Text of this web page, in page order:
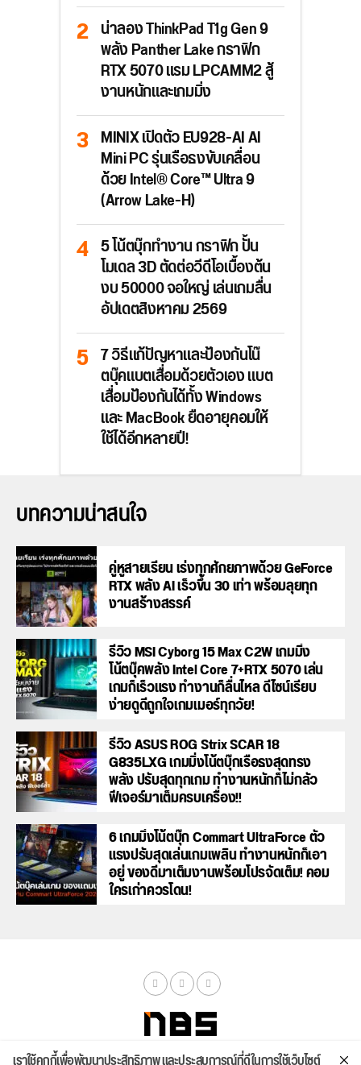
น่าลอง ThinkPad T1g Gen 9
พลัง Panther Lake กราฟิก
RTX 5070 แรม LPCAMM2 สู้
งานหนักและเกมมิ่ง
MINIX เปิดตัว EU928-AI AI
Mini PC รุ่นเรือธงขับเคลื่อน
ด้วย Intel® Core™ Ultra 9
(Arrow Lake-H)
5 โน้ตบุ๊กทำงาน กราฟิก ปั้น
โมเดล 3D ตัดต่อวีดีโอเบื้องต้น
งบ 50000 จอใหญ่ เล่นเกมลื่น
อัปเดตสิงหาคม 2569
7 วิธีแก้ปัญหาและป้องกันโน๊
ตบุ๊คแบตเสื่อมด้วยตัวเอง แบต
เสื่อมป้องกันได้ทั้ง Windows
และ MacBook ยืดอายุคอมให้
ใช้ได้อีกหลายปี!
บทความน่าสนใจ
คู่หูสายเรียน เร่งทุกศักยภาพด้วย GeForce
RTX พลัง AI เร็วขึ้น 30 เท่า พร้อมลุยทุก
งานสร้างสรรค์
รีวิว MSI Cyborg 15 Max C2W เกมมิ่ง
โน้ตบุ๊คพลัง Intel Core 7+RTX 5070 เล่น
เกมก็เร็วแรง ทำงานก็ลื่นไหล ดีไซน์เรียบ
ง่ายดูดีถูกใจเกมเมอร์ทุกวัย!
รีวิว ASUS ROG Strix SCAR 18
G835LXG เกมมิ่งโน้ตบุ๊กเรือธงสุดทรง
พลัง ปรับสุดทุกเกม ทำงานหนักก็ไม่กลัว
ฟีเจอร์มาเต็มครบเครื่อง!!
6 เกมมิ่งโน้ตบุ๊ก Commart UltraForce ตัว
แรงปรับสุดเล่นเกมเพลิน ทำงานหนักก็เอา
อยู่ ของดีมาเต็มงานพร้อมโปรจัดเต็ม! คอม
ใครเก่าควรโดน!